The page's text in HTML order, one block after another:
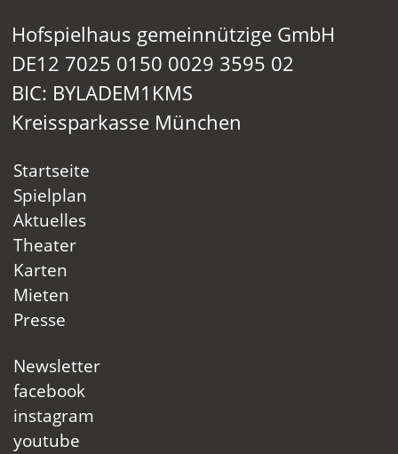
Hofspielhaus gemeinnützige GmbH
DE12 7025 0150 0029 3595 02
BIC: BYLADEM1KMS
Kreissparkasse München
Startseite
Spielplan
Aktuelles
Theater
Karten
Mieten
Presse
Newsletter
facebook
instagram
youtube